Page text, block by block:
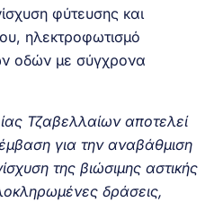
φύτευσης και
ηλεκτροφωτισμό
οδών με σύγχρονα
Τζαβελλαίων αποτελεί
για την αναβάθμιση
της βιώσιμης αστικής
δράσεις,